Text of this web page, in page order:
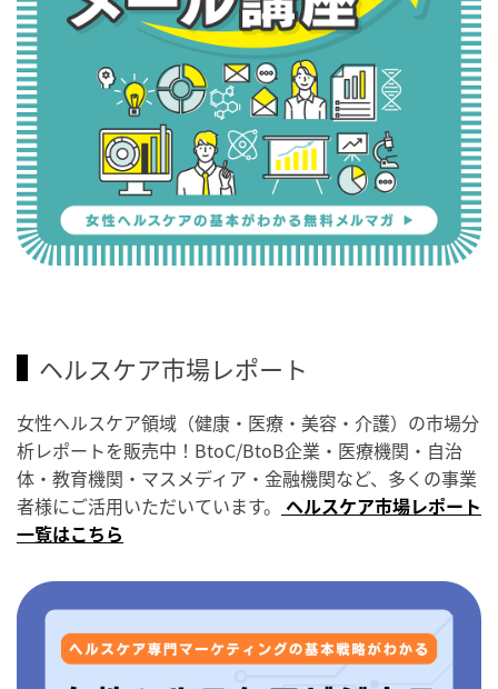
ヘルスケア市場レポート
女性ヘルスケア領域（健康・医療・美容・介護）の市場分
析レポートを販売中！BtoC/BtoB企業・医療機関・自治
体・教育機関・マスメディア・金融機関など、多くの事業
者様にご活用いただいています。 ヘルスケア市場レポート
一覧はこちら